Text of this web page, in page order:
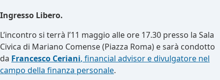
Ingresso Libero.
L’incontro si terrà l’11 maggio alle ore 17.30 presso la Sala
Civica di Mariano Comense (Piazza Roma) e sarà condotto
da Francesco Ceriani, financial advisor e divulgatore nel
campo della finanza personale.